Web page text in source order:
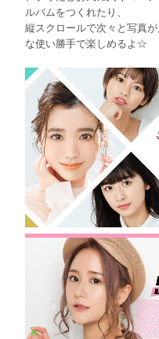
ルバムをつくれたり、
縦スクロールで次々と写真
な使い勝手で楽しめるよ☆